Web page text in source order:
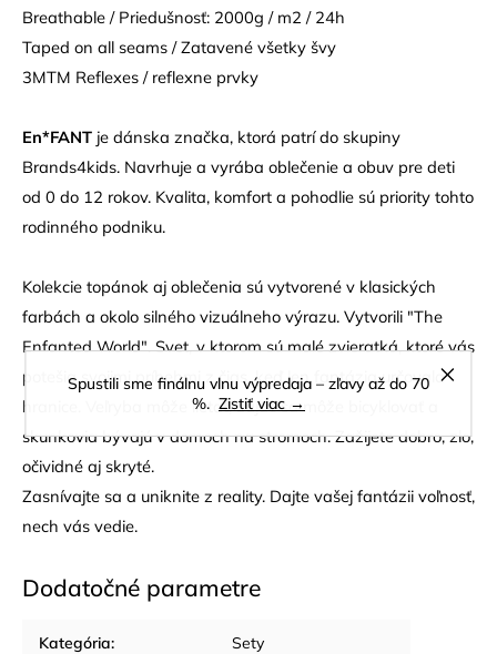
Spustili sme finálnu vlnu výpredaja – zľavy až do 70
%. Zistiť viac →
Breathable / Priedušnosť: 2000g / m2 / 24h
Taped on all seams / Zatavené všetky švy
3MTM Reflexes / reflexne prvky
En*FANT je dánska značka, ktorá patrí do skupiny
Brands4kids. Navrhuje a vyrába oblečenie a obuv pre deti
od 0 do 12 rokov. Kvalita, komfort a pohodlie sú priority tohto
rodinného podniku.
Kolekcie topánok aj oblečenia sú vytvorené v klasických
farbách a okolo silného vizuálneho výrazu. Vytvorili "The
Enfanted World". Svet, v ktorom sú malé zvieratká, ktoré vás
potešia svojimi príbehmi z čias, keď len fantázia určovala
hranice. Veľryba môže lietať, zajac sa môže bicyklovať a
skunkovia bývajú v domoch na stromoch. Zažijete dobro, zlo,
očividné aj skryté.
Zasnívajte sa a uniknite z reality. Dajte vašej fantázii voľnosť,
nech vás vedie.
Dodatočné parametre
Kategória: Sety